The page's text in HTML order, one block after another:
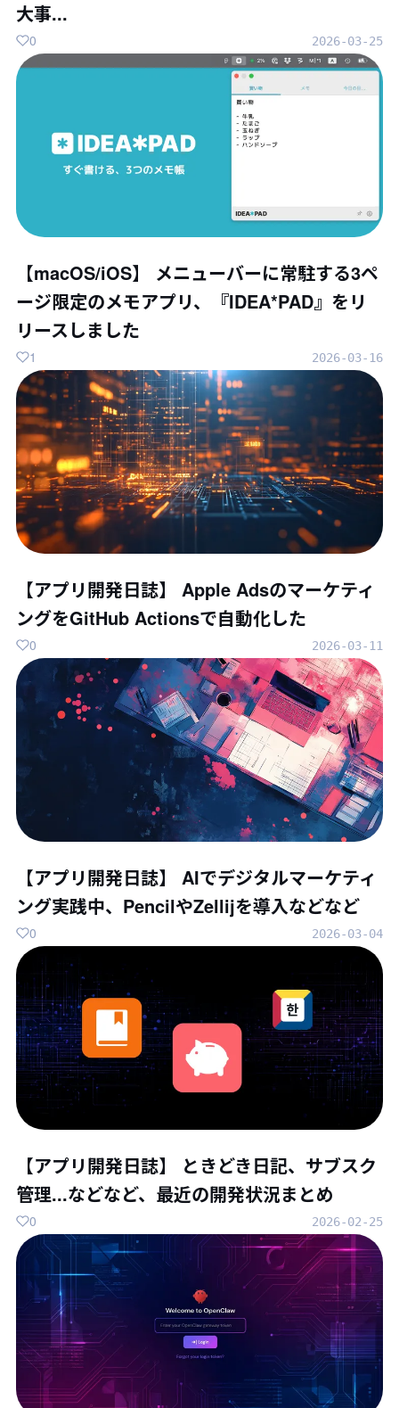
大事...
2026-03-25
0
【macOS/iOS】 メニューバーに常駐する3ペ
ージ限定のメモアプリ、『IDEA*PAD』をリ
リースしました
2026-03-16
1
【アプリ開発日誌】 Apple Adsのマーケティ
ングをGitHub Actionsで自動化した
2026-03-11
0
【アプリ開発日誌】 AIでデジタルマーケティ
ング実践中、PencilやZellijを導入などなど
2026-03-04
0
【アプリ開発日誌】 ときどき日記、サブスク
管理...などなど、最近の開発状況まとめ
2026-02-25
0